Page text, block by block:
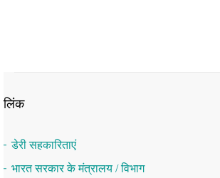
लिंक
डेरी सहकारिताएं
भारत सरकार के मंत्रालय / विभाग